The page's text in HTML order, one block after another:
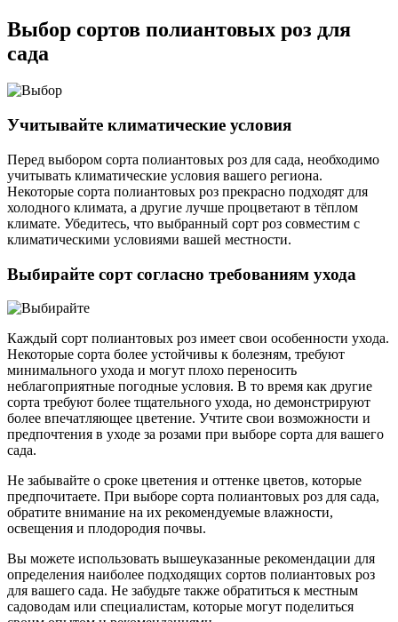
Выбор сортов полиантовых роз для
сада
Учитывайте климатические условия
Перед выбором сорта полиантовых роз для сада, необходимо
учитывать климатические условия вашего региона.
Некоторые сорта полиантовых роз прекрасно подходят для
холодного климата, а другие лучше процветают в тёплом
климате. Убедитесь, что выбранный сорт роз совместим с
климатическими условиями вашей местности.
Выбирайте сорт согласно требованиям ухода
Каждый сорт полиантовых роз имеет свои особенности ухода.
Некоторые сорта более устойчивы к болезням, требуют
минимального ухода и могут плохо переносить
неблагоприятные погодные условия. В то время как другие
сорта требуют более тщательного ухода, но демонстрируют
более впечатляющее цветение. Учтите свои возможности и
предпочтения в уходе за розами при выборе сорта для вашего
сада.
Не забывайте о сроке цветения и оттенке цветов, которые
предпочитаете. При выборе сорта полиантовых роз для сада,
обратите внимание на их рекомендуемые влажности,
освещения и плодородия почвы.
Вы можете использовать вышеуказанные рекомендации для
определения наиболее подходящих сортов полиантовых роз
для вашего сада. Не забудьте также обратиться к местным
садоводам или специалистам, которые могут поделиться